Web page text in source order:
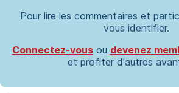
Pour lire les commentaires et
vous identifier.
Connectez-vousou devenez
et profiter d'autres